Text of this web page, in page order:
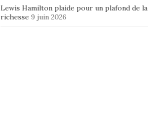
Lewis Hamilton plaide pour un plafond de la
richesse 9 juin 2026